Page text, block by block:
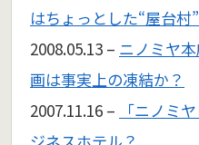
はちょっとした“屋台村
2008.05.13 – ニノミヤ
画は事実上の凍結か？
2007.11.16 –
「ニノミ